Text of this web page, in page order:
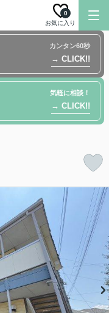
お気に入り
0
カンタン60秒
→ CLICK!!
気軽に相談！
→ CLICK!!